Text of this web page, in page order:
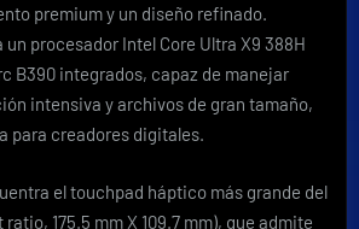
premium y un diseño refinado.
procesador Intel Core Ultra X9 388H
B390 integrados, capaz de manejar
intensiva y archivos de gran tamaño,
para creadores digitales.
el touchpad háptico más grande del
ratio, 175.5 mm X 109.7 mm), que admite